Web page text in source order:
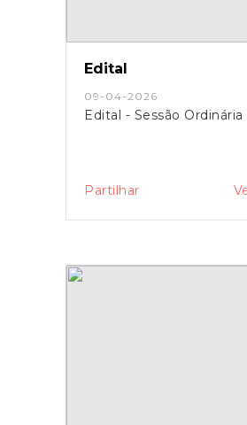
Edital
09-04-2026
Edital - Sessão Ordinária
Partilhar